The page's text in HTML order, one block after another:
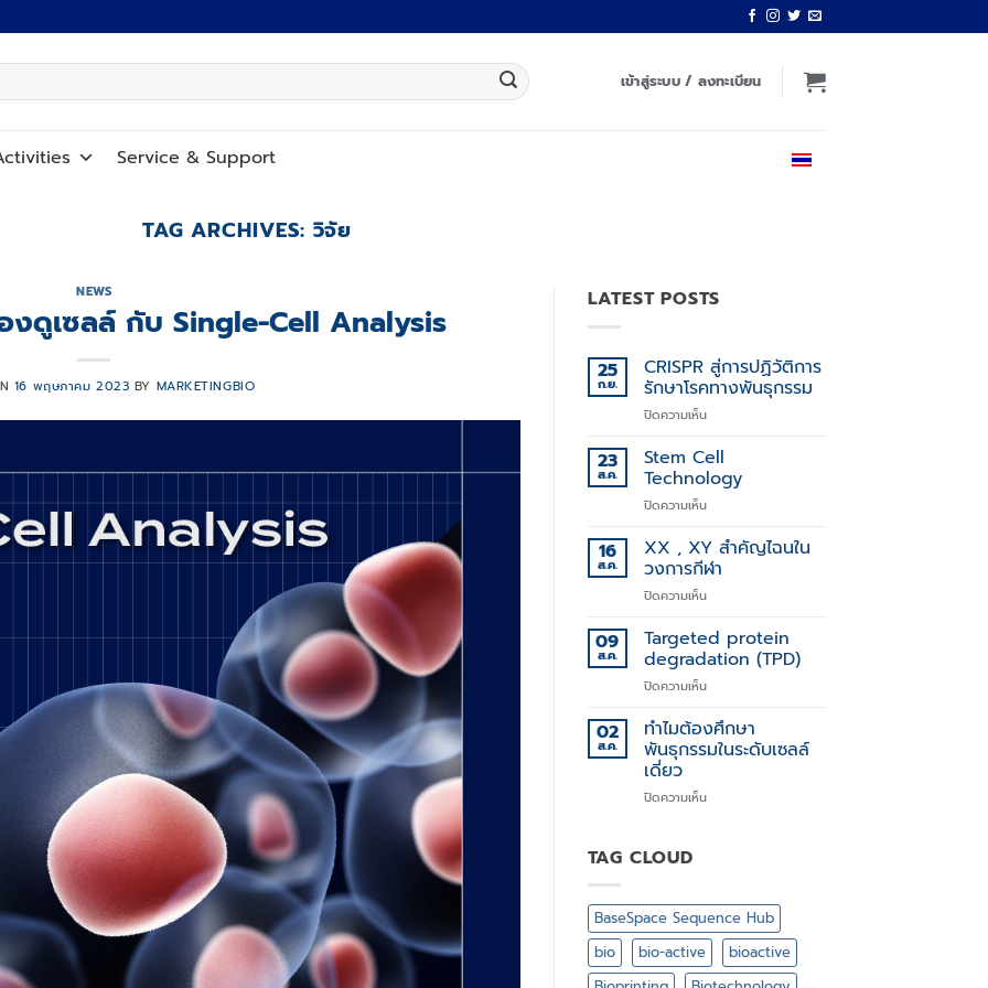
เข้าสู่ระบบ / ลงทะเบียน
Service & Support
TAG ARCHIVES: วิจัย
NEWS
งดูเซลล์ กับ Single-Cell Analysis
16 พฤษภาคม 2023 BY MARKETINGBIO
LATEST POSTS
25
ก.ย.
CRISPR สู่การปฏิวัติการ
รักษาโรคทางพันธุกรรม
ปิดความเห็นบน
สู่
การ
ปฏิวัติ
การ
โรค
ทาง
23
ส.ค.
Stem Cell
Technology
ปิดความเห็นบน
Cell
Technology
16
ส.ค.
XX , XY สำคัญไฉนใน
วงการกีฬา
ปิดความเห็นบน
,
XY
สำคัญ
ไฉน
วงการ
กีฬา
09
ส.ค.
Targeted protein
degradation (TPD)
ปิดความเห็นบน
protein
degradation
(TPD)
02
ส.ค.
ทำไมต้องศึกษา
พันธุกรรมในระดับเซลล์
เดี่ยว
ปิดความเห็นบน
ระดับ
เซลล์
เดี่ยว
TAG CLOUD
BaseSpace Sequence Hub
bio
bio-active
bioactive